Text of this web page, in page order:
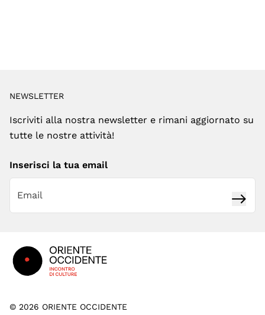
NEWSLETTER
Iscriviti alla nostra newsletter e rimani aggiornato su
tutte le nostre attività!
Inserisci la tua email
© 2026 ORIENTE OCCIDENTE